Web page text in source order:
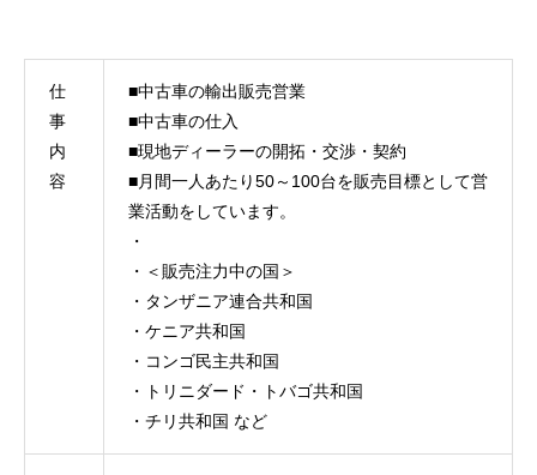
仕
事
内
容
■中古車の輸出販売営業
■中古車の仕入
■現地ディーラーの開拓・交渉・契約
■月間一人あたり50～100台を販売目標として営
業活動をしています。
・
・＜販売注力中の国＞
・タンザニア連合共和国
・ケニア共和国
・コンゴ民主共和国
・トリニダード・トバゴ共和国
・チリ共和国 など